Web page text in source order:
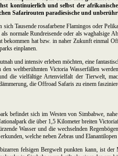
kontinuierlich und selbst der
Safarirouten paradiesische und
Tausende rosafarbene Flamingos oder
normale Rundreisende oder als waghalsige
hat bzw. in naher Zukunft einmal
einplanen.
und intensiv erleben möchten, eine
weltberühmten Victoria Wasserfällen
die vielfältige Artenvielfalt der Tierwelt,
die Offroad Safaris zu einem
sich im Westen von Simbabwe,
die über 1,5 Kilometer breiten
Wasser und die wechselnden
welche neben Zebras und
felsigen Bergwelt punkten kann, ist